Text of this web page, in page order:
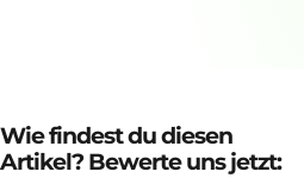
Wie findest du diesen
Artikel? Bewerte uns jetzt: